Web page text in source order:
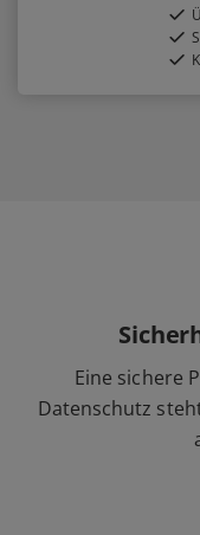
Eine sichere
Datenschutz